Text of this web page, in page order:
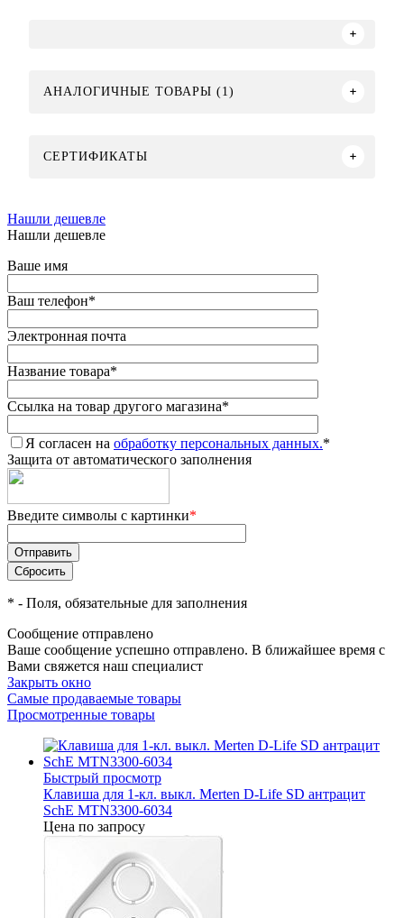
АНАЛОГИЧНЫЕ ТОВАРЫ (1)
СЕРТИФИКАТЫ
Нашли дешевле
Нашли дешевле
Ваше имя
Ваш телефон*
Электронная почта
Название товара*
Ссылка на товар другого магазина*
Я согласен на обработку персональных данных.*
Защита от автоматического заполнения
Введите символы с картинки*
* - Поля, обязательные для заполнения
Сообщение отправлено
Ваше сообщение успешно отправлено. В ближайшее время с
Вами свяжется наш специалист
Закрыть окно
Самые продаваемые товары
Просмотренные товары
Быстрый просмотр
Клавиша для 1-кл. выкл. Merten D-Life SD антрацит
SchE MTN3300-6034
Цена по запросу